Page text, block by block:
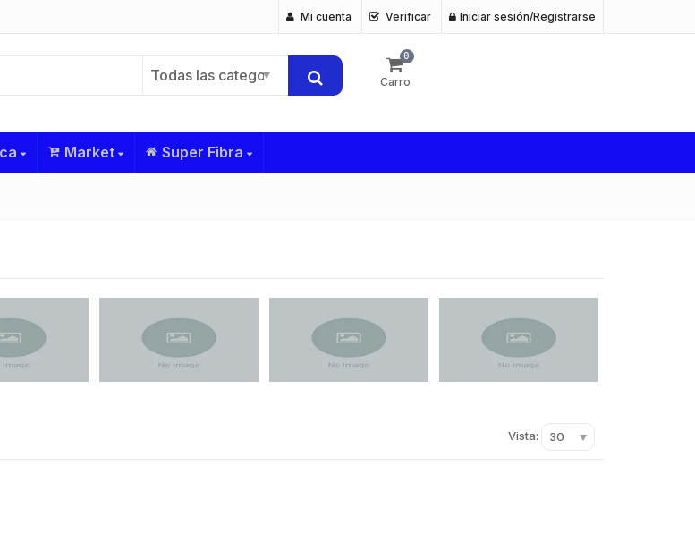
Mi cuenta Verificar Iniciar sesión/Registrarse
Todas las categorías
0
Carro
Market Super Fibra
Vista: 30